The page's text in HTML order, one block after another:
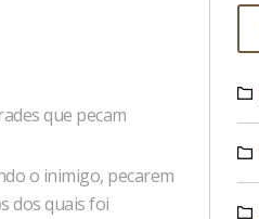
que pecam
o inimigo, pecarem
dos quais foi